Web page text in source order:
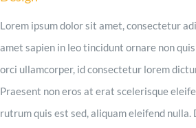
Lorem ipsum dolor sit amet, consectetur
amet sapien in leo tincidunt ornare non
orci ullamcorper, id consectetur lorem
Praesent non eros at erat scelerisque
rutrum quis est sed, aliquam eleifend nulla.